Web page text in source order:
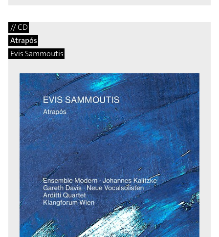
// CD
Atrapós
Evis Sammoutis